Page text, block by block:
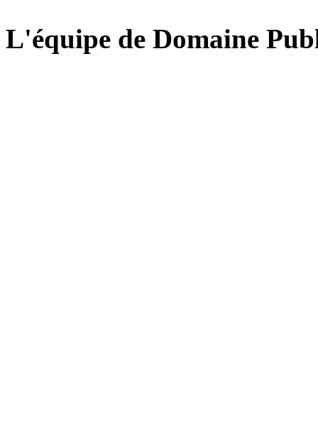
L'équipe de Domaine